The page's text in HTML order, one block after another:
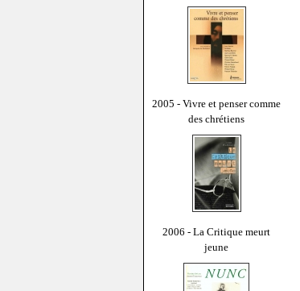
2005 - Vivre et penser comme
des chrétiens
2006 - La Critique meurt
jeune